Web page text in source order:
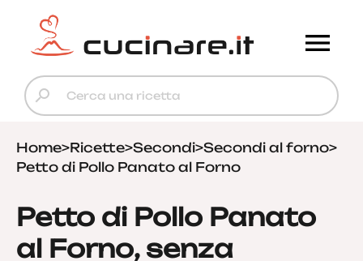
Home>Ricette>Secondi>Secondi al forno>
Petto di Pollo Panato al Forno
Petto di Pollo Panato
al Forno, senza